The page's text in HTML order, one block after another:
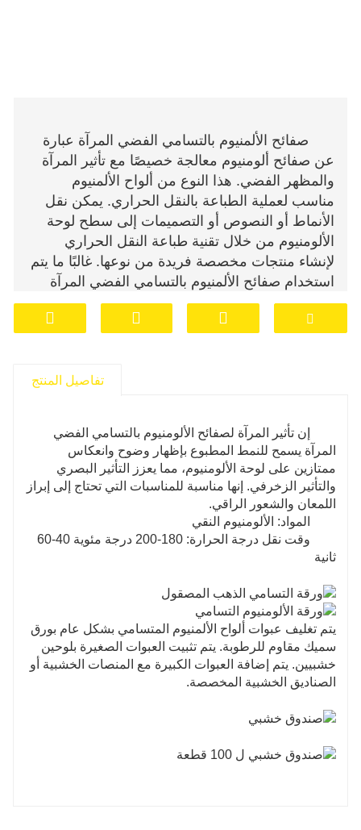
صفائح الألمنيوم بالتسامي الفضي المرآة عبارة
عن صفائح ألومنيوم معالجة خصيصًا مع تأثير المرآة
والمظهر الفضي. هذا النوع من ألواح الألمنيوم
مناسب لعملية الطباعة بالنقل الحراري. يمكن نقل
الأنماط أو النصوص أو التصميمات إلى سطح لوحة
الألومنيوم من خلال تقنية طباعة النقل الحراري
لإنشاء منتجات مخصصة فريدة من نوعها. غالبًا ما يتم
استخدام صفائح الألمنيوم بالتسامي الفضي المرآة
لإنشاء منتجات مثل الهدايا الشخصية والديكورات
واللافتات واللوحات الإعلانية.
تفاصيل المنتج
إن تأثير المرآة لصفائح الألومنيوم بالتسامي الفضي
المرآة يسمح للنمط المطبوع بإظهار وضوح وانعكاس
ممتازين على لوحة الألومنيوم، مما يعزز التأثير البصري
والتأثير الزخرفي. إنها مناسبة للمناسبات التي تحتاج إلى إبراز
اللمعان والشعور الراقي.
المواد: الألومنيوم النقي
وقت نقل درجة الحرارة: 180-200 درجة مئوية 40-60
ثانية
يتم تغليف عبوات ألواح الألمنيوم المتسامي بشكل عام بورق
سميك مقاوم للرطوبة. يتم تثبيت العبوات الصغيرة بلوحين
خشبيين. يتم إضافة العبوات الكبيرة مع المنصات الخشبية أو
الصناديق الخشبية المخصصة.